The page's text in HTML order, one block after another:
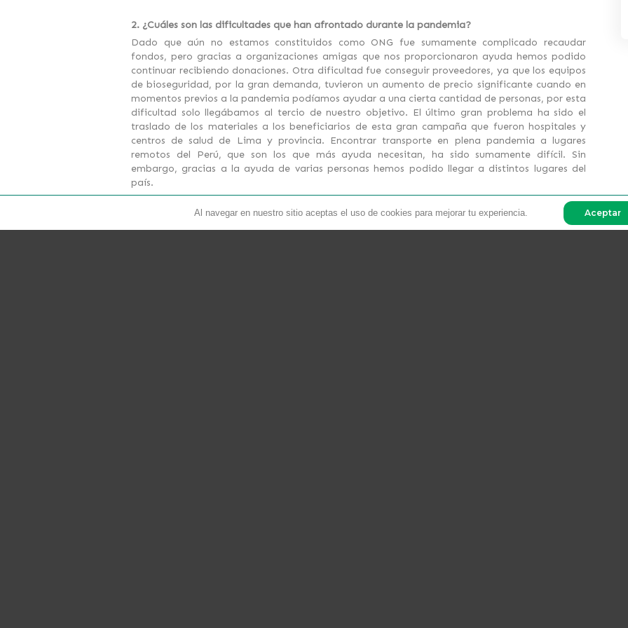
2. ¿Cuáles son las dificultades que han afrontado durante la pandemia?
Dado que aún no estamos constituidos como ONG fue sumamente complicado recaudar
fondos, pero gracias a organizaciones amigas que nos proporcionaron ayuda hemos podido
continuar recibiendo donaciones. Otra dificultad fue conseguir proveedores, ya que los equipos
de bioseguridad, por la gran demanda, tuvieron un aumento de precio significante cuando en
momentos previos a la pandemia podíamos ayudar a una cierta cantidad de personas, por esta
dificultad solo llegábamos al tercio de nuestro objetivo. El último gran problema ha sido el
traslado de los materiales a los beneficiarios de esta gran campaña que fueron hospitales y
centros de salud de Lima y provincia. Encontrar transporte en plena pandemia a lugares
remotos del Perú, que son los que más ayuda necesitan, ha sido sumamente difícil. Sin
embargo, gracias a la ayuda de varias personas hemos podido llegar a distintos lugares del
país.
3. ¿Cómo fue su primer contacto con Grupo ACP?
Al navegar en nuestro sitio aceptas el uso de cookies para mejorar tu experiencia. Aceptar